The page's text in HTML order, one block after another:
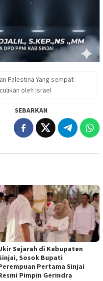
Palestina Yang sempat
oleh Israel
SEBARKAN
Sejarah di Kabupaten
Sosok Bupati
Pertama Sinjai
Pimpin Gerindra